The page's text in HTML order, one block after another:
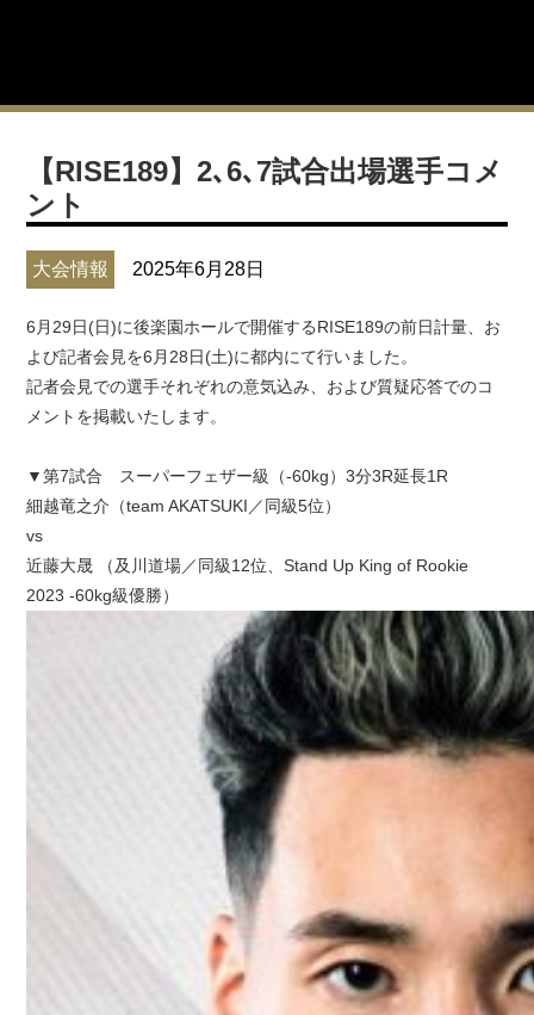
【RISE189】2､6､7試合出場選手コメ
ント
大会情報 2025年6月28日
6月29日(日)に後楽園ホールで開催するRISE189の前日計量、お
よび記者会見を6月28日(土)に都内にて行いました。
記者会見での選手それぞれの意気込み、および質疑応答でのコ
メントを掲載いたします。
▼第7試合 スーパーフェザー級（-60kg）3分3R延長1R
細越竜之介（team AKATSUKI／同級5位）
vs
近藤大晟 （及川道場／同級12位、Stand Up King of Rookie
2023 -60kg級優勝）